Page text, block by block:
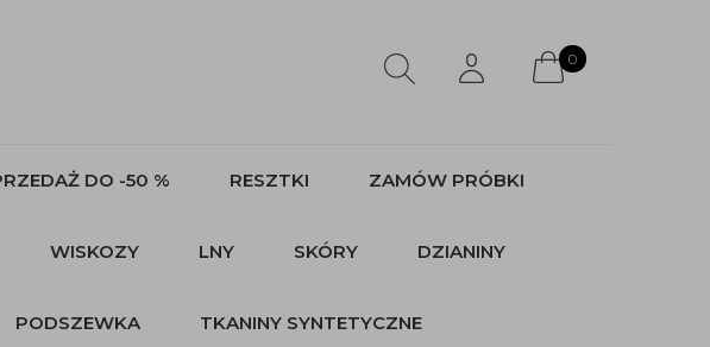
0
DO -50 % RESZTKI ZAMÓW PRÓBKI
WISKOZY LNY SKÓRY DZIANINY
PODSZEWKA TKANINY SYNTETYCZNE